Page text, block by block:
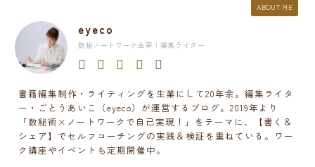
ABOUT ME
eyeco
数秘ノートワーク主宰 | 編集ライター
書籍編集制作・ライティングを生業にして20年余。編集ライタ
ー・ごとうあいこ（eyeco）が運営するブログ。2019年より
「数秘術×ノートワークで自己実現！」をテーマに、【書く＆
シェア】でセルフコーチングの実践＆検証を重ねている。ワー
ク講座やイベントも定期開催中。